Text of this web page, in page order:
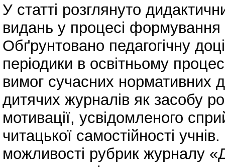
У статті розглянуто
видань у процесі формування
Обґрунтовано педагогічну
періодики в освітньому
вимог сучасних нормативних
дитячих журналів як засобу
мотивації, усвідомленого
читацької самостійності
можливості рубрик журналу